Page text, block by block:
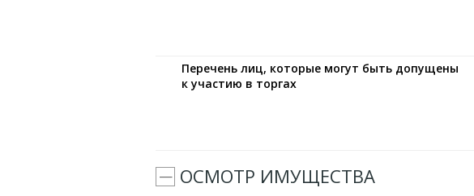
Перечень лиц, которые могут быть допущены
к участию в торгах
ОСМОТР ИМУЩЕСТВА